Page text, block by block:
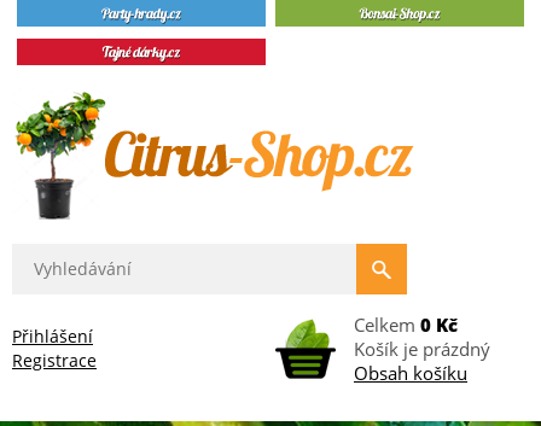
Přihlášení
Registrace
Celkem 0 Kč
Košík je prázdný
Obsah košíku